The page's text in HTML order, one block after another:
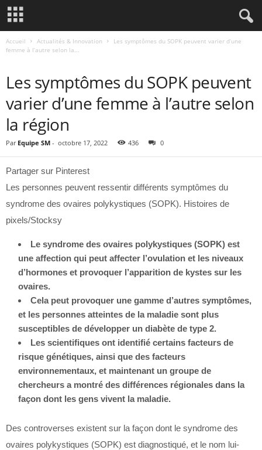
Accueil Actualités & Innovation
Les symptômes du SOPK peuvent varier d’une
femme à l’autre selon la...
Les symptômes du SOPK peuvent
varier d’une femme à l’autre selon
la région
Par Equipe SM - octobre 17, 2022 436 0
Partager sur Pinterest
Les personnes peuvent ressentir différents symptômes du
syndrome des ovaires polykystiques (SOPK). Histoires de
pixels/Stocksy
Le syndrome des ovaires polykystiques (SOPK) est
une affection qui peut affecter l’ovulation et les niveaux
d’hormones et provoquer l’apparition de kystes sur les
ovaires.
Cela peut provoquer une gamme d’autres symptômes,
et les personnes atteintes de la maladie sont plus
susceptibles de développer un diabète de type 2.
Les scientifiques ont identifié certains facteurs de
risque génétiques, ainsi que des facteurs
environnementaux, et maintenant un groupe de
chercheurs amontré des différences régionales dans la
façon dont les gens vivent la maladie.
Des controverses existent sur la façon dont le syndrome des
ovaires polykystiques (SOPK) est diagnostiqué, et le nom lui-